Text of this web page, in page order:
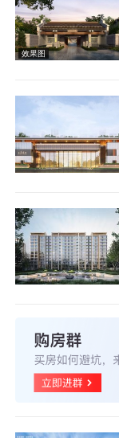
效果图